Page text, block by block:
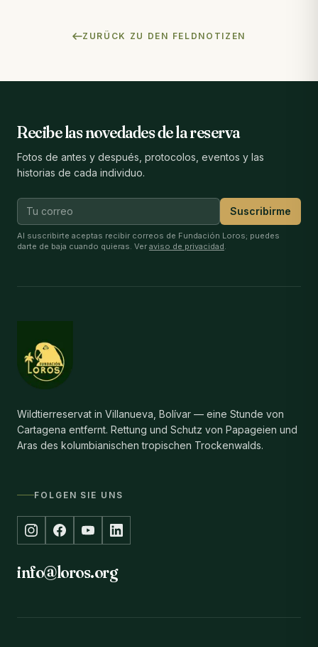
ZURÜCK ZU DEN FELDNOTIZEN
Recibe las novedades de la reserva
Fotos de antes y después, protocolos, eventos y las
historias de cada individuo.
Suscribirme
Al suscribirte aceptas recibir correos de Fundación Loros; puedes
darte de baja cuando quieras. Ver aviso de privacidad.
Wildtierreservat in Villanueva, Bolívar — eine Stunde von
Cartagena entfernt. Rettung und Schutz von Papageien und
Aras des kolumbianischen tropischen Trockenwalds.
FOLGEN SIE UNS
info@loros.org